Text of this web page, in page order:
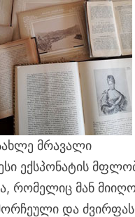
მრავალი
ექსპონატის
რომელიც მან
და